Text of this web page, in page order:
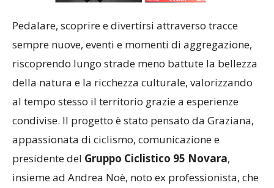
Pedalare, scoprire e divertirsi attraverso tracce
sempre nuove, eventi e momenti di aggregazione,
riscoprendo lungo strade meno battute la bellezza
della natura e la ricchezza culturale, valorizzando
al tempo stesso il territorio grazie a esperienze
condivise. Il progetto è stato pensato da Graziana,
appassionata di ciclismo, comunicazione e
presidente del Gruppo Ciclistico 95 Novara,
insieme ad Andrea Noè, noto ex professionista, che